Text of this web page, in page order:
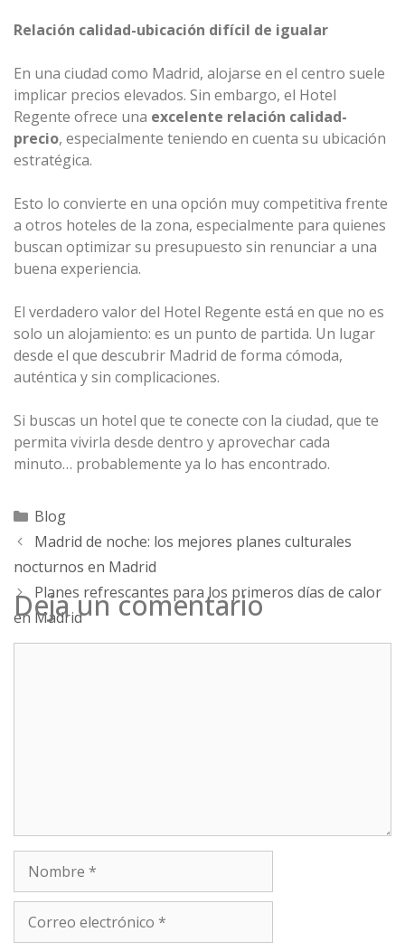
Relación calidad-ubicación difícil de igualar
En una ciudad como Madrid, alojarse en el centro suele
implicar precios elevados. Sin embargo, el Hotel
Regente ofrece una excelente relación calidad-
precio, especialmente teniendo en cuenta su ubicación
estratégica.
Esto lo convierte en una opción muy competitiva frente
a otros hoteles de la zona, especialmente para quienes
buscan optimizar su presupuesto sin renunciar a una
buena experiencia.
El verdadero valor del Hotel Regente está en que no es
solo un alojamiento: es un punto de partida. Un lugar
desde el que descubrir Madrid de forma cómoda,
auténtica y sin complicaciones.
Si buscas un hotel que te conecte con la ciudad, que te
permita vivirla desde dentro y aprovechar cada
minuto… probablemente ya lo has encontrado.
Categorías
Blog
Madrid de noche: los mejores planes culturales
nocturnos en Madrid
Planes refrescantes para los primeros días de calor
en Madrid
Deja un comentario
electrónico